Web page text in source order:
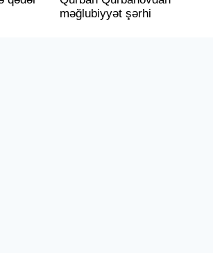
məğlubiyyət şərhi